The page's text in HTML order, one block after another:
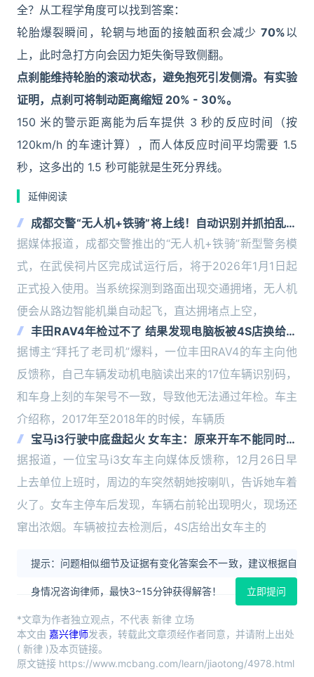
全？从工程学角度可以找到答案：
轮胎爆裂瞬间，轮辋与地面的接触面积会减少 70%以
上，此时急打方向会因力矩失衡导致侧翻。
点刹能维持轮胎的滚动状态，避免抱死引发侧滑。有实验
证明，点刹可将制动距离缩短 20% - 30%。
150 米的警示距离能为后车提供 3 秒的反应时间（按
120km/h 的车速计算），而人体反应时间平均需要 1.5
秒，这多出的 1.5 秒可能就是生死分界线。
延伸阅读
成都交警“无人机+铁骑”将上线！自动识别并抓拍乱停
乱放
据媒体报道，成都交警推出的“无人机+铁骑”新型警务模
式，在武侯祠片区完成试运行后，将于2026年1月1日起
正式投入使用。当系统探测到路面出现交通拥堵，无人机
便会从路边智能机巢自动起飞，直达拥堵点上空，
丰田RAV4年检过不了 结果发现电脑板被4S店换给别
的车了
据博主“拜托了老司机”爆料，一位丰田RAV4的车主向他
反馈称，自己车辆发动机电脑读出来的17位车辆识别码，
和车身上刻的车架号不一致，导致他无法通过年检。车主
介绍称，2017年至2018年的时候，车辆质
宝马i3行驶中底盘起火 女车主：原来开车不能同时踩
油门刹车
据报道，一位宝马i3女车主向媒体反馈称，12月26日早
上去单位上班时，周边的车突然朝她按喇叭，告诉她车着
火了。女车主停车后发现，车辆右前轮出现明火，现场还
窜出浓烟。车辆被拉去检测后，4S店给出女车主的
提示：问题相似细节及证据有变化答案会不一致，建议根据自
身情况咨询律师，最快3~15分钟获得解答！ 立即提问
*文章为作者独立观点，不代表 新律 立场
本文由 嘉兴律师发表，转载此文章须经作者同意，并请附上出处
( 新律 )及本页链接。
原文链接 https://www.mcbang.com/learn/jiaotong/4978.html